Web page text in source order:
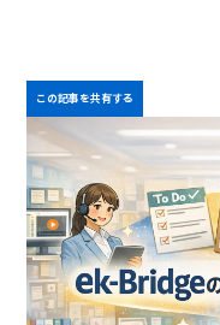
この記事を共有する